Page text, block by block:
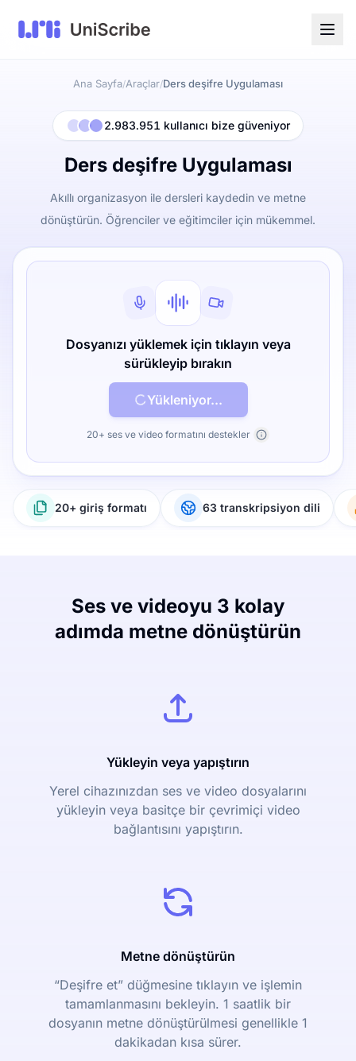
Ana Sayfa/Araçlar/Ders deşifre Uygulaması
2.983.951 kullanıcı bize güveniyor
Ders deşifre Uygulaması
Akıllı organizasyon ile dersleri kaydedin ve metne
dönüştürün. Öğrenciler ve eğitimciler için mükemmel.
Dosyanızı yüklemek için tıklayın veya
sürükleyip bırakın
Yükleniyor...
20+ ses ve video formatını destekler
20+ giriş formatı 63 transkripsiyon dili
Ses ve videoyu 3 kolay
adımda metne dönüştürün
Yükleyin veya yapıştırın
Yerel cihazınızdan ses ve video dosyalarını
yükleyin veya basitçe bir çevrimiçi video
bağlantısını yapıştırın.
Metne dönüştürün
“Deşifre et” düğmesine tıklayın ve işlemin
tamamlanmasını bekleyin. 1 saatlik bir
dosyanın metne dönüştürülmesi genellikle 1
dakikadan kısa sürer.